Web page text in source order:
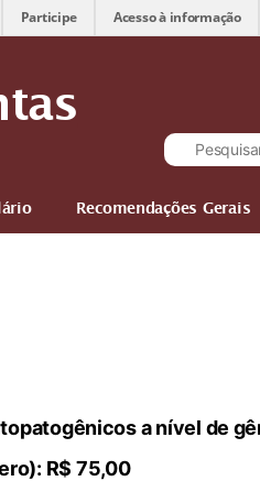
Participe Acesso à informação
Recomendações Gerais
a nível de
R$ 75,00